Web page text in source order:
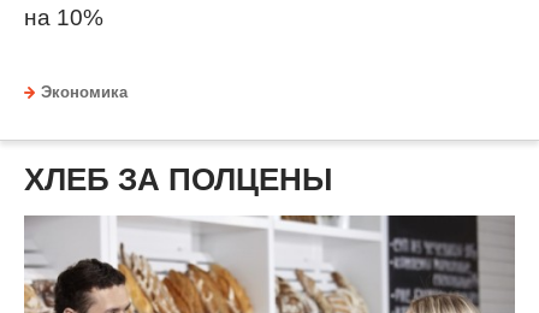
на 10%
Экономика
ХЛЕБ ЗА ПОЛЦЕНЫ